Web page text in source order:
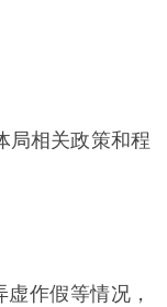
局相关政策和程
作假等情况，